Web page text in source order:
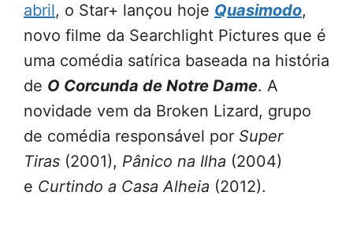
abril, o Star+ lançou hoje Quasimodo,
novo filme da Searchlight Pictures que é
uma comédia satírica baseada na história
de O Corcunda de Notre Dame. A
novidade vem da Broken Lizard, grupo
de comédia responsável por Super
Tiras (2001), Pânico na Ilha (2004)
e Curtindo a Casa Alheia (2012).